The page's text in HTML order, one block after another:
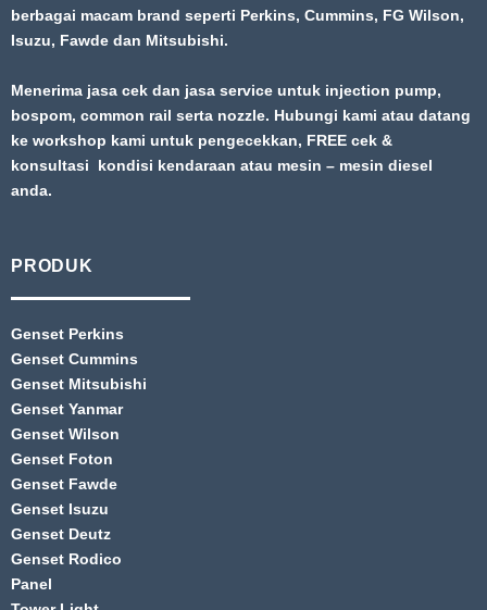
berbagai macam brand seperti Perkins, Cummins, FG Wilson,
Isuzu, Fawde dan Mitsubishi.
Menerima jasa cek dan jasa service untuk injection pump,
bospom, common rail serta nozzle. Hubungi kami atau datang
ke workshop kami untuk pengecekkan, FREE cek &
konsultasi kondisi kendaraan atau mesin – mesin diesel
anda.
PRODUK
Genset Perkins
Genset Cummins
Genset Mitsubishi
Genset Yanmar
Genset Wilson
Genset Foton
Genset Fawde
Genset Isuzu
Genset Deutz
Genset Rodico
Panel